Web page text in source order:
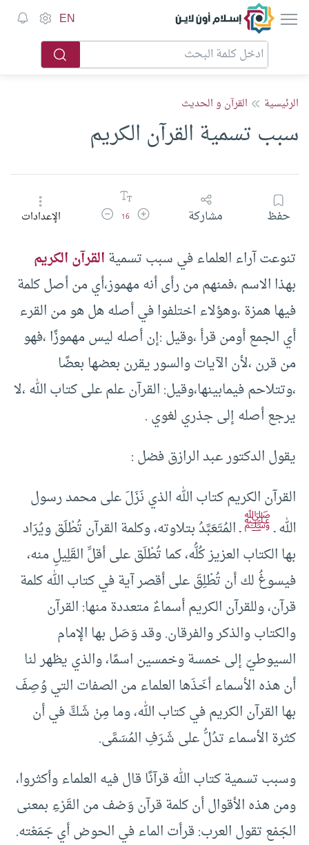
إسلام أون لاين EN
الرئيسية القرآن و الحديث
سبب تسمية القرآن الكريم
حفظ مشاركة زيادة حجم الخط
16 تقليل حجم الخطالإعدادات
تنوعت آراء العلماء في سبب تسميةالقرآن الكريم
بهذا الاسم ،فمنهم من رأى أنه مهموز،أي من أصل كلمة
فيها همزة ،وهؤلاء اختلفوا في أصله هل هو من القرء
أي الجمع أومن قرأ ،وقيل :إن أصله ليس مهموزًا ،فهو
من قرن ،لأن الآيات والسور يقرن بعضها بعضًا
،وتتلاحم فيمابينها،وقيل: القرآن علم على كتاب الله ،لا
يرجع أصله إلى جذري لغوي .
يقول الدكتور عبد الرازق فضل :
القرآن الكريم كتاب الله الذي نَزَلَ على محمد رسول
الله ـﷺـ المُتَعَبَّدُ بتلاوته، وكلمة القرآن تُطْلَق ويُرَاد
بها الكتاب العزيز كُلُّه، كما تُطْلَق على أقلِّ القَلِيلِ منه،
فيسوغُ لك أن تُطْلِقَ على أقصر آية في كتاب الله كلمة
قرآن، وللقرآن الكريم أسماءٌ متعددة منها: القرآن
والكتاب والذكر والفرقان. وقد وَصَل بها الإمام
السيوطيّ إلى خمسة وخمسين اسمًا، والذي يظهر لنا
أن هذه الأسماء أخَذَها العلماء من الصفات التي وُصِفَ
بها القرآن الكريم في كتاب الله، وما مِنْ شَكِّ في أن
كثرة الأسماء تدُلُّ على شَرَفِ المُسَمَّى.
وسبب تسمية كتاب الله قرآنًا قال فيه العلماء وأكثروا،
ومن هذه الأقوال أن كلمة قرآن وَصْف من القَرْءِ بمعنى
الجَمْع تقول العرب: قرأت الماء في الحوض أي جَمَعْته.